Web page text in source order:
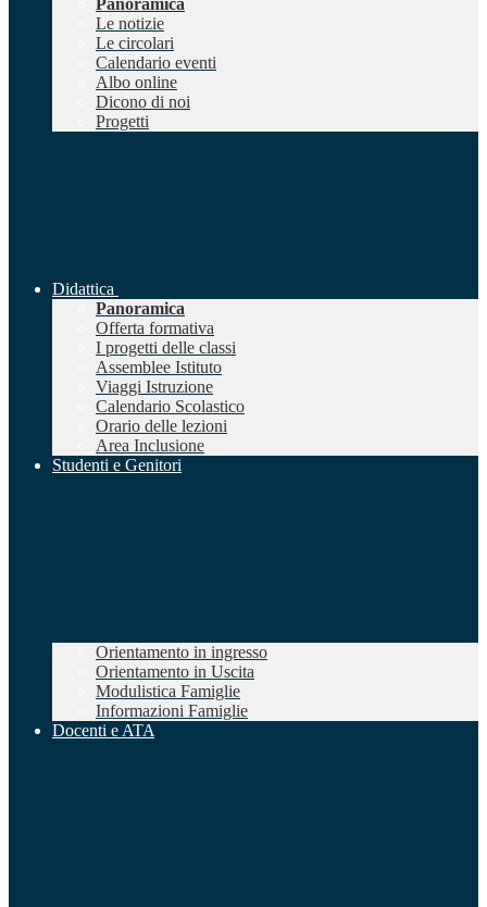
Panoramica
Le notizie
Le circolari
Calendario eventi
Albo online
Dicono di noi
Progetti
Didattica
Panoramica
Offerta formativa
I progetti delle classi
Assemblee Istituto
Viaggi Istruzione
Calendario Scolastico
Orario delle lezioni
Area Inclusione
Studenti e Genitori
Orientamento in ingresso
Orientamento in Uscita
Modulistica Famiglie
Informazioni Famiglie
Docenti e ATA